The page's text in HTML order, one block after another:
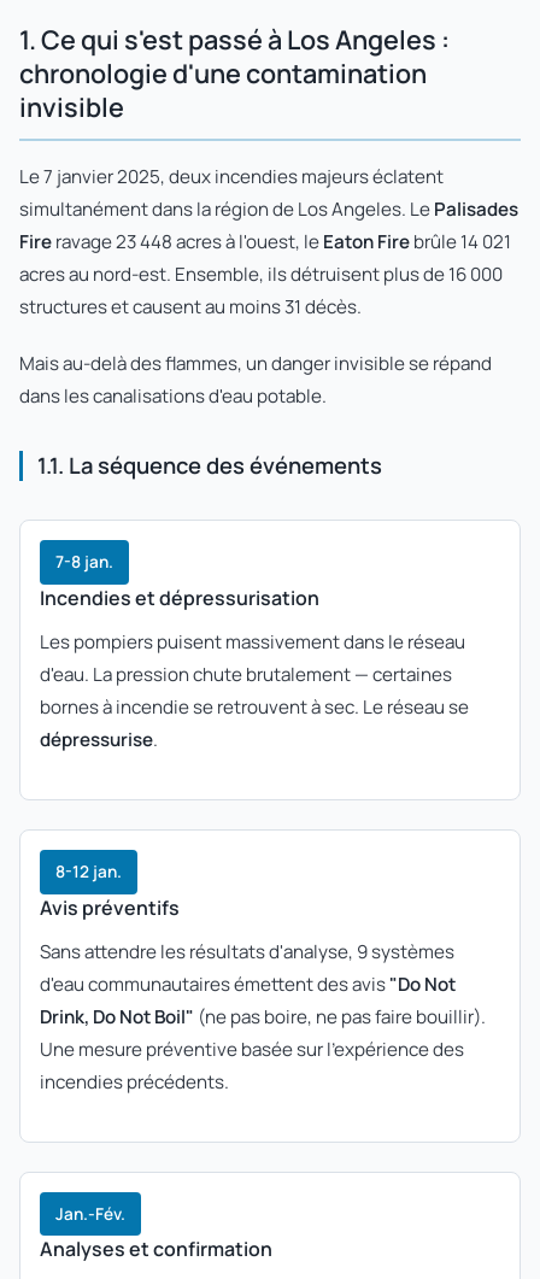
1. Ce qui s'est passé à Los Angeles :
chronologie d'une contamination
invisible
Le 7 janvier 2025, deux incendies majeurs éclatent
simultanément dans la région de Los Angeles. LePalisades
Fireravage 23 448 acres à l'ouest, leEaton Firebrûle 14 021
acres au nord-est. Ensemble, ils détruisent plus de 16 000
structures et causent au moins 31 décès.
Mais au-delà des flammes, un danger invisible se répand
dans les canalisations d'eau potable.
1.1. La séquence des événements
7-8 jan.
Incendies et dépressurisation
Les pompiers puisent massivement dans le réseau
d'eau. La pression chute brutalement — certaines
bornes à incendie se retrouvent à sec. Le réseau se
dépressurise.
8-12 jan.
Avis préventifs
Sans attendre les résultats d'analyse, 9 systèmes
d'eau communautaires émettent des avis"Do Not
Drink, Do Not Boil" (ne pas boire, ne pas faire bouillir).
Une mesure préventive basée sur l'expérience des
incendies précédents.
Jan.-Fév.
Analyses et confirmation